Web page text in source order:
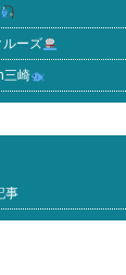
ーズ
三崎
事